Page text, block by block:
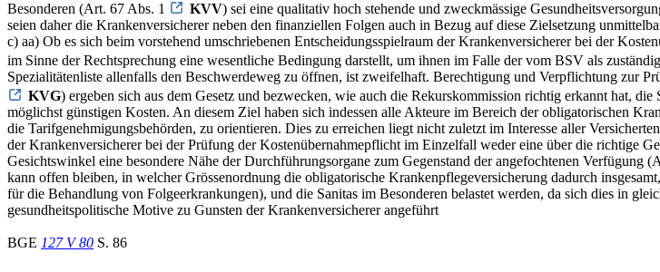
Besonderen (Art. 67 Abs. 1
KVV) sei eine qualitativ hoch stehende und zweckmässige
seien daher die Krankenversicherer neben den finanziellen Folgen auch in Bezug auf diese Zielsetzung
c) aa) Ob es sich beim vorstehend umschriebenen Entscheidungsspielraum der Krankenversicherer bei der
im Sinne der Rechtsprechung eine wesentliche Bedingung darstellt, um ihnen im Falle der vom BSV als
Spezialitätenliste allenfalls den Beschwerdeweg zu öffnen, ist zweifelhaft. Berechtigung und Verpflichtung zur
KVG) ergeben sich aus dem Gesetz und bezwecken, wie auch die Rekurskommission richtig erkannt hat,
möglichst günstigen Kosten. An diesem Ziel haben sich indessen alle Akteure im Bereich der obligatorischen
die Tarifgenehmigungsbehörden, zu orientieren. Dies zu erreichen liegt nicht zuletzt im Interesse aller
der Krankenversicherer bei der Prüfung der Kostenübernahmepflicht im Einzelfall weder eine über die richtige
Gesichtswinkel eine besondere Nähe der Durchführungsorgane zum Gegenstand der angefochtenen
kann offen bleiben, in welcher Grössenordnung die obligatorische Krankenpflegeversicherung dadurch
für die Behandlung von Folgeerkrankungen), und die Sanitas im Besonderen belastet werden, da sich dies in
gesundheitspolitische Motive zu Gunsten der Krankenversicherer angeführt
BGE 127 V 80 S. 86